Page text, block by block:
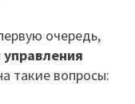
очередь,
такие вопросы: